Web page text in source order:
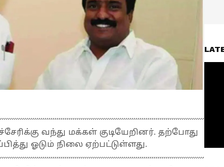
வந்து மக்கள் குடியேறினர். தற்போது
ஓடும் நிலை ஏற்பட்டுள்ளது.